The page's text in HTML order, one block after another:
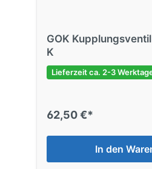
GOK
K
Lieferzeit ca. 2-3
62,50 €*
In den